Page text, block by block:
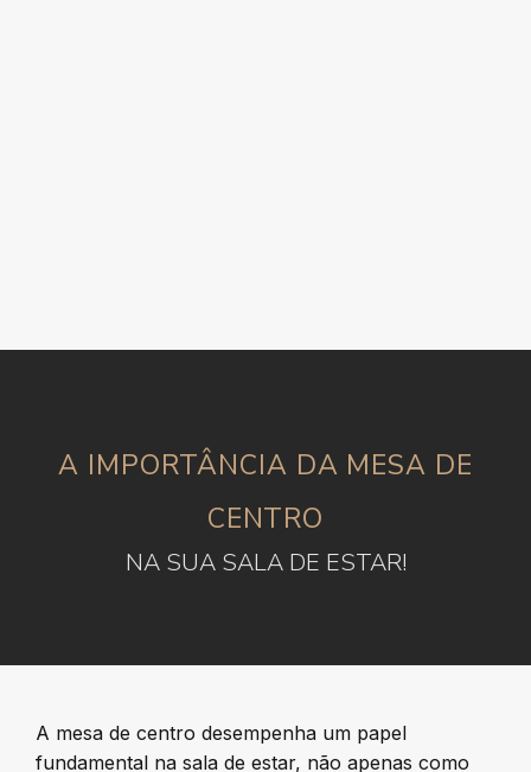
A IMPORTÂNCIA DA MESA DE
CENTRO
NA SUA SALA DE ESTAR!
A mesa de centro desempenha um papel
fundamental na sala de estar, não apenas como